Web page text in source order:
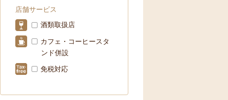
店舗サービス
酒類取扱店
カフェ・コーヒースタ
ンド併設
免税対応